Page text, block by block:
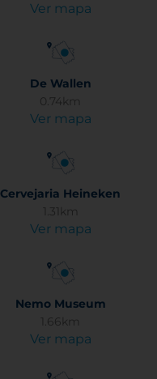
Ver mapa
De Wallen
0.74km
Ver mapa
Cervejaria Heineken
1.31km
Ver mapa
Nemo Museum
1.66km
Ver mapa